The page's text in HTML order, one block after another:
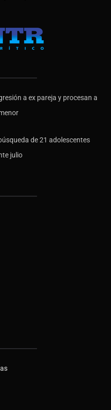
a ex pareja y procesan a
de 21 adolescentes
julio